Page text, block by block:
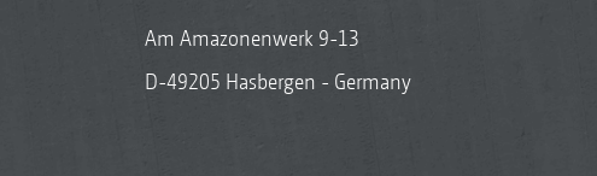
Am Amazonenwerk 9-13
D-49205 Hasbergen - Germany